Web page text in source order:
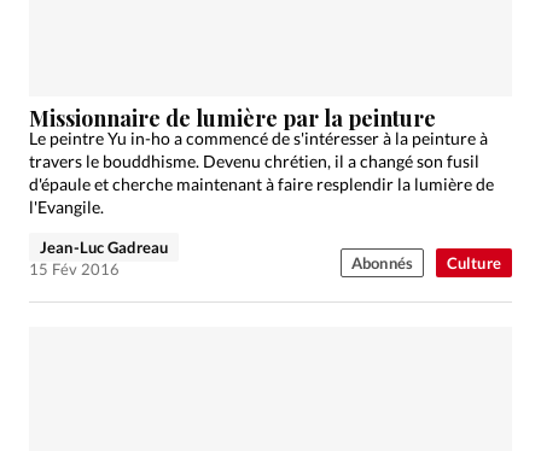
Culture
Missionnaire de lumière par la peinture
Le peintre Yu in-ho a commencé de s'intéresser à la peinture à
travers le bouddhisme. Devenu chrétien, il a changé son fusil
d'épaule et cherche maintenant à faire resplendir la lumière de
l'Evangile.
Jean-Luc Gadreau
15 Fév 2016
Abonnés